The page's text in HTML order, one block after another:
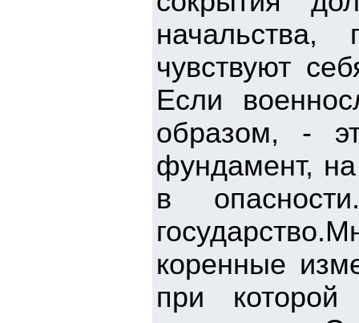
чувствуют
Если
образом, -
фундамент,
в
коренные
при